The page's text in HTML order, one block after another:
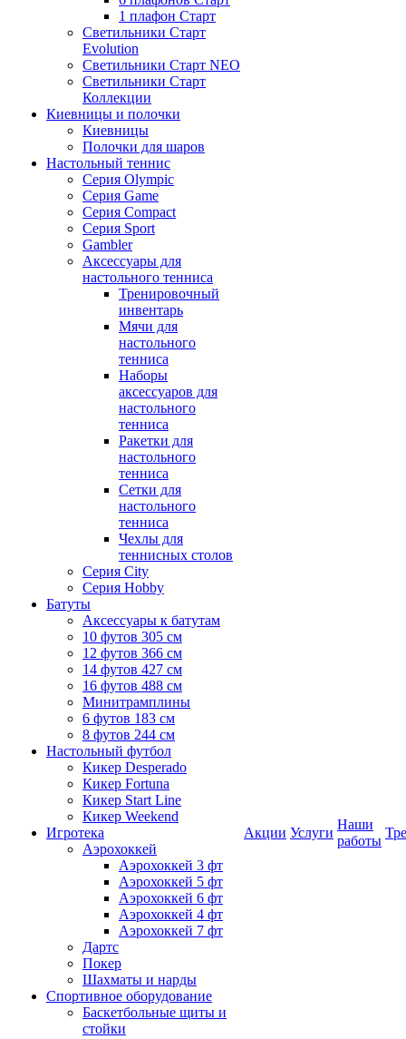
1 плафон Старт
Светильники Старт
Evolution
Светильники Старт NEO
Светильники Старт
Коллекции
Киевницы и полочки
Киевницы
Полочки для шаров
Настольный теннис
Серия Olympic
Серия Game
Серия Compact
Серия Sport
Gambler
Аксессуары для
настольного тенниса
Тренировочный
инвентарь
Мячи для
настольного
тенниса
Наборы
аксессуаров для
настольного
тенниса
Ракетки для
настольного
тенниса
Сетки для
настольного
тенниса
Чехлы для
теннисных столов
Серия City
Серия Hobby
Батуты
Аксессуары к батутам
10 футов 305 см
12 футов 366 см
14 футов 427 см
16 футов 488 см
Минитрамплины
6 футов 183 см
8 футов 244 см
Настольный футбол
Кикер Desperado
Кикер Fortuna
Кикер Start Line
Кикер Weekend
Игротека
Аэрохоккей
Аэрохоккей 3 фт
Аэрохоккей 5 фт
Аэрохоккей 6 фт
Аэрохоккей 4 фт
Аэрохоккей 7 фт
Дартс
Покер
Шахматы и нарды
Спортивное оборудование
Баскетбольные щиты и
стойки
Акции Услуги
Наши
работы